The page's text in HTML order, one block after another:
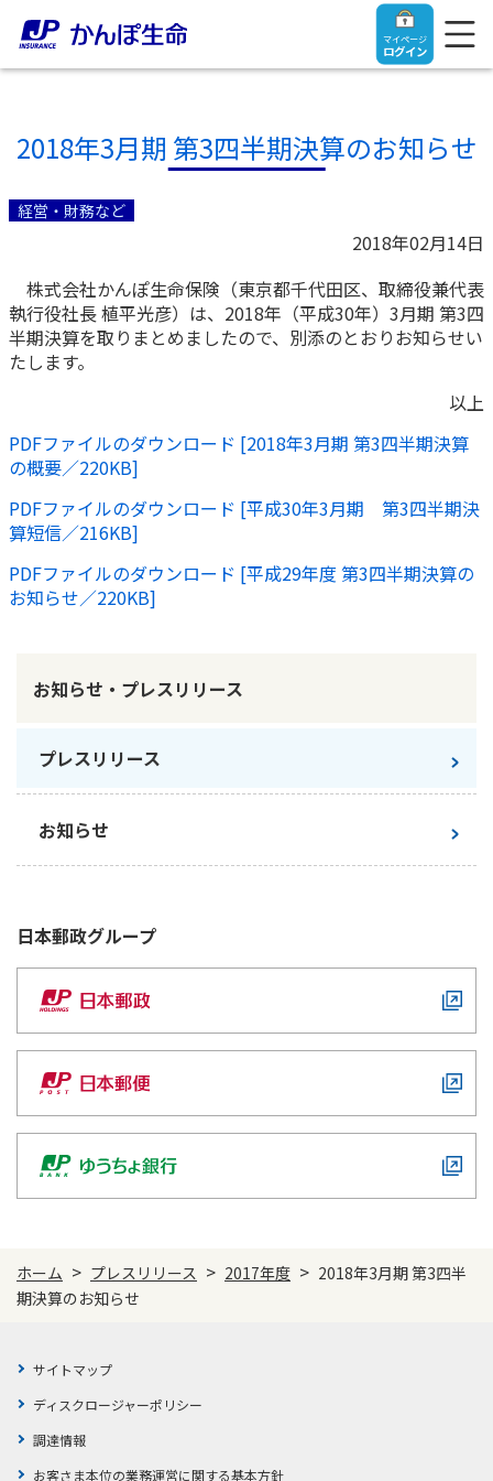
マイページ
ログイン
トップ
ご契約者さま
入院保険金・手術保険金のご請求
お手続き一覧
マイページでできること
新規登録
ログイン
ご契約内容の確認
お客さまに関する情報等の確認の取り組み
各種サービス・お知らせ
かんぽプラチナライフサービス
ご契約のしおり・約款（Web約款）
保険用語集
保険をご検討中のお客さま
終身保険
養老保険
定期保険
長寿支援保険
資料請求
これからのライフイベントでかかる費用とは？
ご契約手続きの流れ
保険料のお払込方法
保険用語集
【まずはご相談ください】企業経営でお悩みの方はこ
目的から探す
法人向け資料請求
お問い合わせ先
お役立ち情報
かんぽのLifeサポートナビ
医療
子育て
ライフプラン
健康情報
かんぽアプリ～かんぽの健康と安心を手のひらに～
すこやか健康ラボ
かんぽ生命について
かんぽ生命について
経営理念・経営戦略
会社概要
財務情報
株主・投資家のみなさまへ
採用情報
かんぽブランド
よくあるご質問
株主・投資家のみなさまへ
採用情報
English
2018年3月期 第3四半期決算のお知らせ
経営・財務など
2018年02月14日
株式会社かんぽ生命保険（東京都千代田区、取締役兼代表
執行役社長 植平光彦）は、2018年（平成30年）3月期 第3四
半期決算を取りまとめましたので、別添のとおりお知らせい
たします。
以上
PDFファイルのダウンロード [2018年3月期 第3四半期決算
の概要／220KB]
PDFファイルのダウンロード [平成30年3月期 第3四半期決
算短信／216KB]
PDFファイルのダウンロード [平成29年度 第3四半期決算の
お知らせ／220KB]
お知らせ・プレスリリース
プレスリリース
お知らせ
日本郵政グループ
ホーム > プレスリリース > 2017年度 > 2018年3月期 第3四半
期決算のお知らせ
サイトマップ
ディスクロージャーポリシー
調達情報
お客さま本位の業務運営に関する基本方針